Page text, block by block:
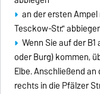
an der ersten
Tesckow-Str."
Wenn Sie auf der
oder Burg) kommen,
Elbe. Anschließend
rechts in die Pfälzer